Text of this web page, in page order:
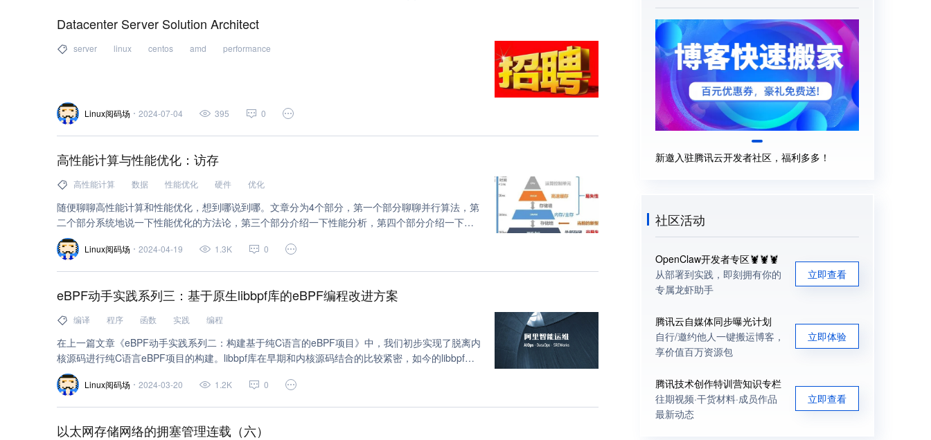
unix (29)
打包 (21) api (21)
开源 (19)
c++ (18) http (18) 数据结构 (16)
windows (10)
ubuntu (9) 硬件开发 (8)
腾讯云测试服务 (7)
函数 (7) 数据 (7)
python (6)
bash (6)
github (6) bash 指令 (6)
gcc (5)
迁移 (5) 内核 (5) 硬件 (5)
负载均衡 (4)
java (4)
嵌入式 (4) 负载均衡缓存 (4)
性能 (4)
ios (3) javascript (3) jquery (3)
nginx (3)
memory (3)
patch (3) 管理 (3) 进程 (3)
配置 (3)
网络 (3)
(2) 区块链 (2) c 语言 (2)
Datacenter Server Solution Architect
server linux centos amd performance
Linux阅码场 2024-07-04 395 0
高性能计算与性能优化：访存
高性能计算 数据 性能优化 硬件 优化
随便聊聊高性能计算和性能优化，想到哪说到哪。文章分为4个部分，第一个部分聊聊并行算法，第
二个部分系统地说一下性能优化的方法论，第三个部分介绍一下性能分析，第四个部分介绍一下小
结和感悟。
Linux阅码场 2024-04-19 1.3K 0
eBPF动手实践系列三：基于原生libbpf库的eBPF编程改进方案
编译 程序 函数 实践 编程
在上一篇文章《eBPF动手实践系列二：构建基于纯C语言的eBPF项目》中，我们初步实现了脱离内
核源码进行纯C语言eBPF项目的构建。libbpf库在早期和内核源码结合的比较紧密，如今的libbpf库
更加成熟，已经完全脱离内核源码独立发展。
Linux阅码场 2024-03-20 1.2K 0
以太网存储网络的拥塞管理连载（六）
新邀入驻腾讯云开发者社区，福利多多！
社区活动
OpenClaw开发者专区🦞🦞🦞
从部署到实践，即刻拥有你的
专属龙虾助手
立即查看
腾讯云自媒体同步曝光计划
自行/邀约他人一键搬运博客，
享价值百万资源包
立即体验
腾讯技术创作特训营知识专栏
往期视频·干货材料·成员作品
最新动态
立即查看